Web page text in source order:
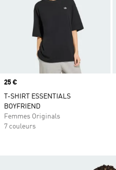
Prix
25 €
T-SHIRT ESSENTIALS
BOYFRIEND
Femmes Originals
7 couleurs